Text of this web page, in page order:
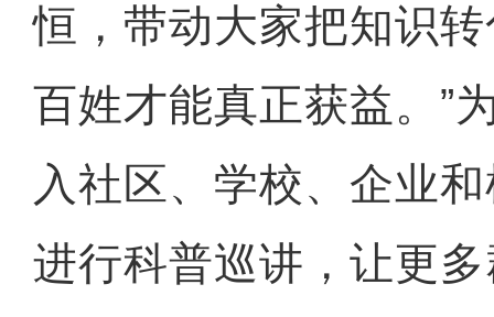
恒，带动大家把知识
百姓才能真正获益。”
入社区、学校、企业
进行科普巡讲，让更